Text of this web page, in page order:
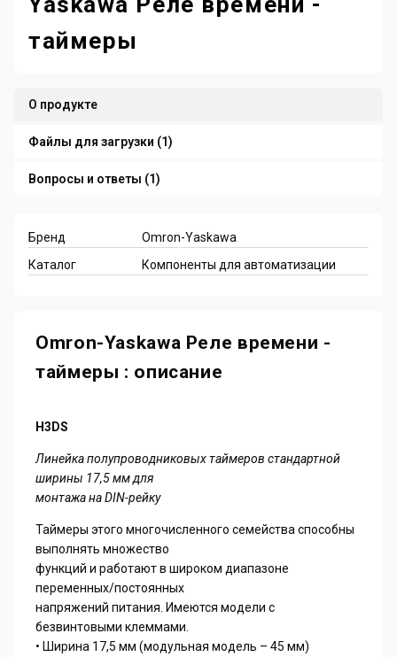
таймеры
Бренд
Omron-Yaskawa
Каталог
Компоненты для автоматизации
О продукте
Файлы для загрузки (1)
Вопросы и ответы (1)
Omron-Yaskawa Реле времени -
таймеры : описание
H3DS
Линейка полупроводниковых таймеров стандартной
ширины 17,5 мм для
монтажа на DIN-рейку
Таймеры этого многочисленного семейства способны
выполнять множество
функций и работают в широком диапазоне
переменных/постоянных
напряжений питания. Имеются модели с
безвинтовыми клеммами.
• Ширина 17,5 мм (модульная модель – 45 мм)